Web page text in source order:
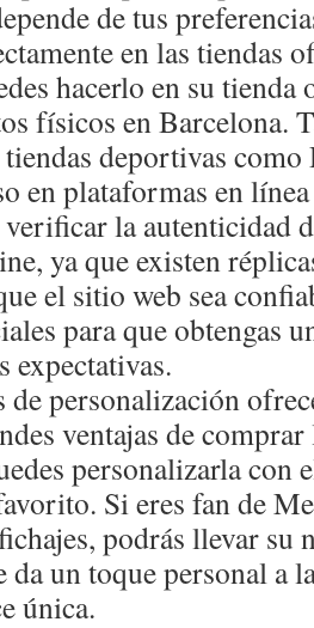
de tus
en las tiendas
hacerlo en su tienda
físicos en Barcelona.
deportivas
en plataformas en
la autenticidad
ya que existen
el sitio web sea
para que obtengas
expectativas.
de personalización
ventajas de
personalizarla con
Si eres fan de
podrás llevar su
un toque personal a
única.